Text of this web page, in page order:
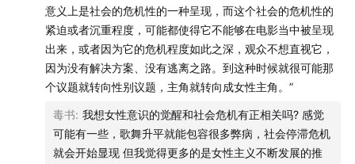
《芭比》成为好莱坞一片颓势中的超级大制作，真是
“重整雌风”
资本代言人拥有绝对权威，不在乎自身被认为是父
权还是母权
在资本主义世界中，批判者的批判也可以转化为商
意义上是社会的危机性的一种呈现，而这个社会的危机性的
紧迫或者沉重程度，可能都使得它不能够在电影当中被呈现
出来，或者因为它的危机程度如此之深，观众不想直视它，
因为没有解决方案、没有逃离之路。到这种时候就很可能那
个议题就转向性别议题，主角就转向成女性主角。”
毒书: 我想女性意识的觉醒和社会危机有正相关吗? 感觉
可能有一些，歌舞升平就能包容很多弊病，社会停滞危机
就会开始显现 但我觉得更多的是女性主义不断发展的推